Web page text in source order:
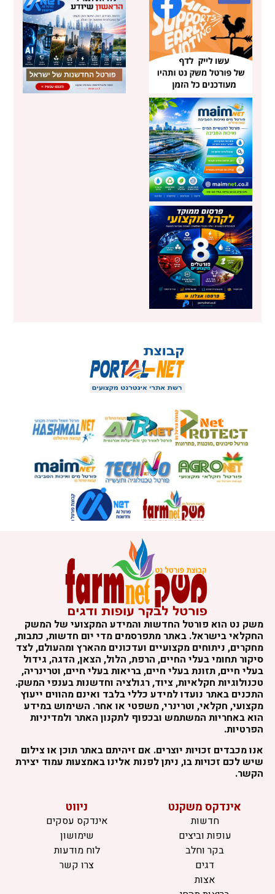
משק נט הוא פורטל החדשות והמידע המקצועי של המשק
החקלאי בישראל. באתר מתפרסמים מדי יום חדשות, כתבות,
מחקרים, ניתוחים מקצועיים ועדכונים מהארץ ומהעולם, לצד
סיקור תחומי בעלי החיים, הרפת, הלול, הצאן, הדגה, גידול
בעלי חיים, תזונת בעלי חיים, בריאות בעלי חיים, וטרינריה,
טכנולוגיות חקלאיות, ציוד, רגולציה וחדשנות בענפי המשק.
התכנים באתר נועדו למידע כללי בלבד ואינם מהווים ייעוץ
מקצועי, חקלאי, וטרינרי, משפטי או אחר. השימוש במידע
הוא באחריות המשתמש ובכפוף לתקנון האתר ולמדיניות
הפרטיות.
אנו מכבדים זכויות יוצרים. אם זיהיתם באתר תוכן או צילום
שיש לכם זכויות בו, ניתן לפנות אלינו באמצעות עמוד יצירת
הקשר.
אינדקס משקנט
חדשות
עופות וביצים
בקר וחלב
דגים
אצות
ניווט
אינדקס עסקים
שימושון
לוח מודעות
צרו קשר